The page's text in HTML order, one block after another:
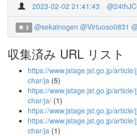
2023-02-02 21:41:43
3 @sekainogen @Virtuoso0831
収集済み URL リスト
https://www.jstage.jst.go.jp/
char/ja (5)
https://www.jstage.jst.go.jp/
char/ja/ (1)
https://www.jstage.jst.go.jp/
https://www.jstage.jst.go.jp/
char/ja (1)